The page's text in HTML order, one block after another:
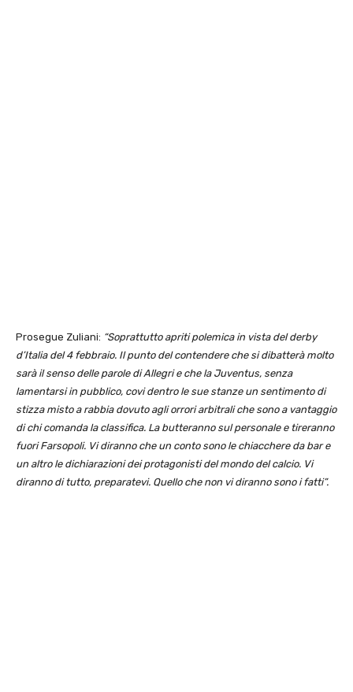
Prosegue Zuliani: “Soprattutto apriti polemica in vista del derby
d’Italia del 4 febbraio. Il punto del contendere che si dibatterà molto
sarà il senso delle parole di Allegri e che la Juventus, senza
lamentarsi in pubblico, covi dentro le sue stanze un sentimento di
stizza misto a rabbia dovuto agli orrori arbitrali che sono a vantaggio
di chi comanda la classifica. La butteranno sul personale e tireranno
fuori Farsopoli. Vi diranno che un conto sono le chiacchere da bar e
un altro le dichiarazioni dei protagonisti del mondo del calcio. Vi
diranno di tutto, preparatevi. Quello che non vi diranno sono i fatti”.